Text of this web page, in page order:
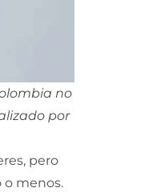
no
por
pero
o menos.